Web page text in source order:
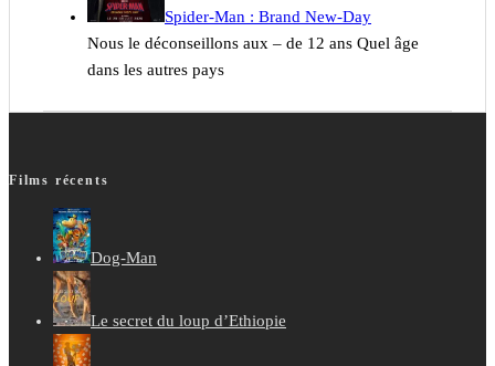
Spider-Man : Brand New-Day
Nous le déconseillons aux – de 12 ans Quel âge
dans les autres pays
Films récents
Dog-Man
Le secret du loup d’Ethiopie